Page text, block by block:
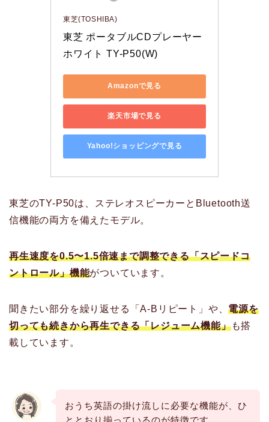
東芝(TOSHIBA)
東芝 ポータブルCDプレーヤー
ホワイト TY-P50(W)
Amazonで見る
楽天市場で見る
Yahoo!ショッピングで見る
東芝のTY-P50は、ステレオスピーカーとBluetooth送
信機能の両方を備えたモデル。
再生速度を0.5〜1.5倍速まで調整できる「スピードコ
ントロール」機能がついています。
聞きたい部分を繰り返せる「A-Bリピート」や、電源を
切っても続きから再生できる「レジューム機能」も搭
載しています。
おうち英語の掛け流しに必要な機能が、ひ
ととおり揃っているのが特徴です。